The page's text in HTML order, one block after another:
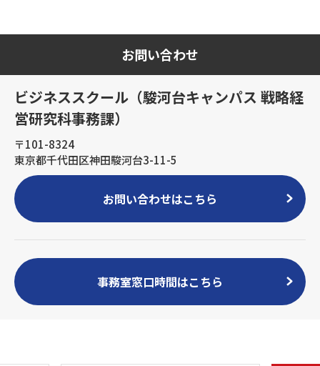
お問い合わせ
ビジネススクール（駿河台キャンパス 戦略経
営研究科事務課）
〒101-8324
東京都千代田区神田駿河台3-11-5
お問い合わせはこちら
事務室窓口時間はこちら